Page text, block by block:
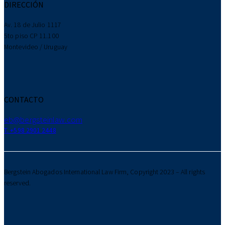
DIRECCIÓN
Av. 18 de Julio 1117
5to piso CP 11.100
Montevideo / Uruguay
CONTACTO
eb@bergsteinlaw.com
T. +598 2901 2448
Bergstein Abogados International Law Firm, Copyright 2023 – All rights
reserved.